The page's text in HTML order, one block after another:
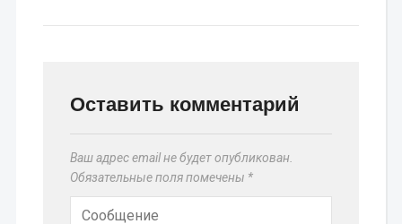
Оставить комментарий
Ваш адрес email не будет опубликован.
Обязательные поля помечены *